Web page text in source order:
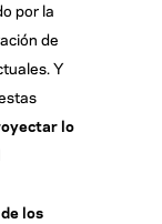
por la
de
Y
lo
los